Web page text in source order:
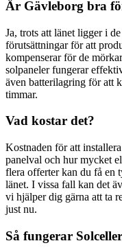
Är Gävleborg bra
Ja, trots att länet ligger i
förutsättningar för att
kompenserar för de
solpaneler fungerar
även batterilagring för att
timmar.
Vad kostar det?
Kostnaden för att
panelval och hur mycket
flera offerter kan du få en
länet. I vissa fall kan det
vi hjälper dig gärna att ta
just nu.
Så fungerar